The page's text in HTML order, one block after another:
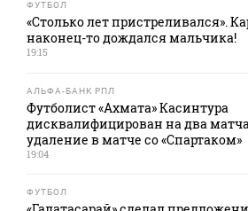
ФУТБОЛ
«Столько лет пристреливался».
наконец-то дождался мальчика!
19:15
АЛЬФА-БАНК РПЛ
Футболист «Ахмата» Касинтура
дисквалифицирован на два
удаление в матче со «Спартаком»
19:04
ФУТБОЛ